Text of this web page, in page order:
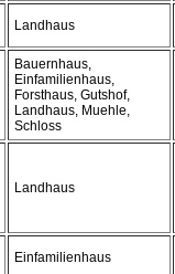
Landhaus
Bauernhaus,
Einfamilienhaus,
Forsthaus, Gutshof,
Landhaus, Muehle,
Schloss
Landhaus
Einfamilienhaus